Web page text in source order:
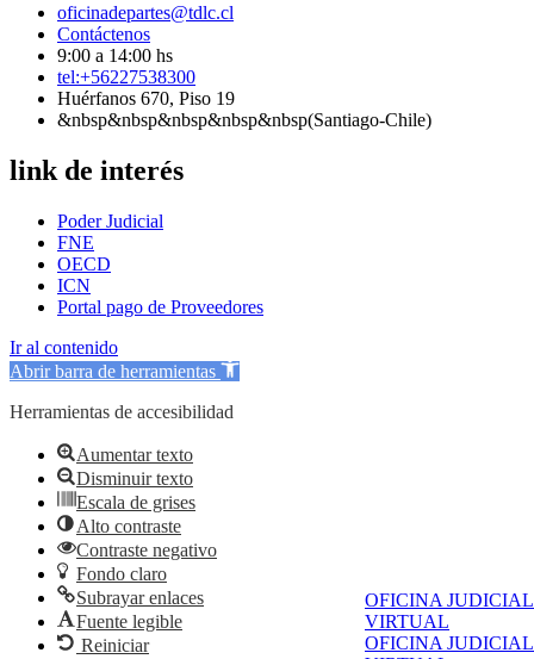
OFICINA JUDICIAL
VIRTUAL
OFICINA JUDICIAL
oficinadepartes@tdlc.cl
Contáctenos
9:00 a 14:00 hs
tel:+56227538300
Huérfanos 670, Piso 19
&nbsp&nbsp&nbsp&nbsp&nbsp(Santiago-Chile)
link de interés
Poder Judicial
FNE
OECD
ICN
Portal pago de Proveedores
Ir al contenido
Abrir barra de herramientas
Herramientas de accesibilidad
Aumentar texto
Disminuir texto
Escala de grises
Alto contraste
Contraste negativo
Fondo claro
Subrayar enlaces
Fuente legible
Reiniciar